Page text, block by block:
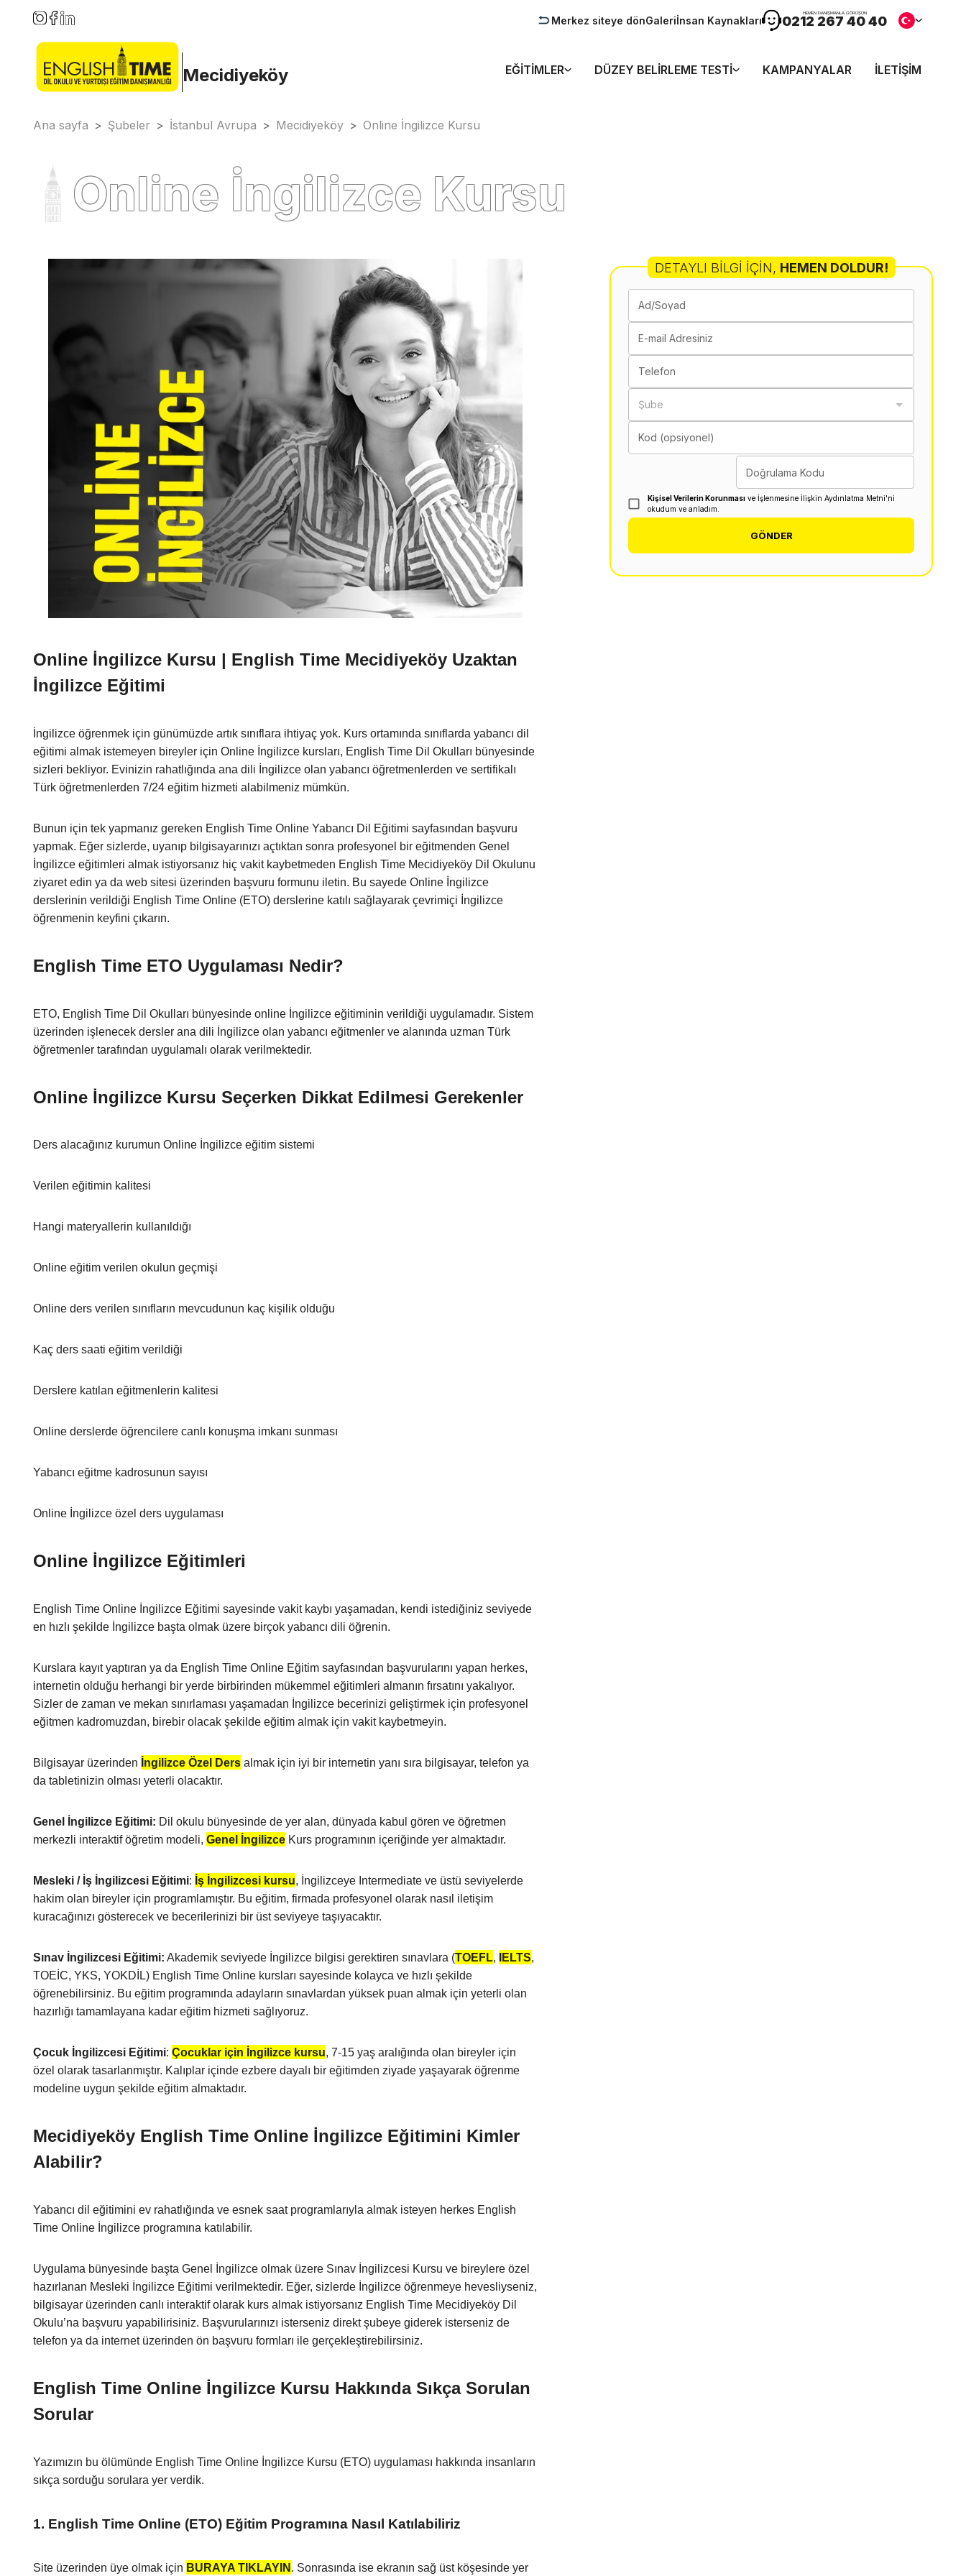
Merkez siteye dönGaleriİnsan Kaynakları
HEMEN DANIŞMANLA GÖRÜŞÜN
0212 267 40 40
Mecidiyeköy EĞITIMLER DÜZEY BELIRLEME TESTI KAMPANYALAR İLETIŞIM
Ana sayfa > Şubeler > İstanbul Avrupa > Mecidiyeköy > Online İngilizce Kursu
Online İngilizce Kursu
Online İngilizce Kursu | English Time Mecidiyeköy Uzaktan
İngilizce Eğitimi
İngilizce öğrenmek için günümüzde artık sınıflara ihtiyaç yok. Kurs ortamında sınıflarda yabancı dil
eğitimi almak istemeyen bireyler için Online İngilizce kursları, English Time Dil Okulları bünyesinde
sizleri bekliyor. Evinizin rahatlığında ana dili İngilizce olan yabancı öğretmenlerden ve sertifikalı
Türk öğretmenlerden 7/24 eğitim hizmeti alabilmeniz mümkün.
Bunun için tek yapmanız gereken English Time Online Yabancı Dil Eğitimi sayfasından başvuru
yapmak. Eğer sizlerde, uyanıp bilgisayarınızı açtıktan sonra profesyonel bir eğitmenden Genel
İngilizce eğitimleri almak istiyorsanız hiç vakit kaybetmeden English Time Mecidiyeköy Dil Okulunu
ziyaret edin ya da web sitesi üzerinden başvuru formunu iletin. Bu sayede Online İngilizce
derslerinin verildiği English Time Online (ETO) derslerine katılı sağlayarak çevrimiçi İngilizce
öğrenmenin keyfini çıkarın.
English Time ETO Uygulaması Nedir?
ETO, English Time Dil Okulları bünyesinde online İngilizce eğitiminin verildiği uygulamadır. Sistem
üzerinden işlenecek dersler ana dili İngilizce olan yabancı eğitmenler ve alanında uzman Türk
öğretmenler tarafından uygulamalı olarak verilmektedir.
Online İngilizce Kursu Seçerken Dikkat Edilmesi Gerekenler
Ders alacağınız kurumun Online İngilizce eğitim sistemi
Verilen eğitimin kalitesi
Hangi materyallerin kullanıldığı
Online eğitim verilen okulun geçmişi
Online ders verilen sınıfların mevcudunun kaç kişilik olduğu
Kaç ders saati eğitim verildiği
Derslere katılan eğitmenlerin kalitesi
Online derslerde öğrencilere canlı konuşma imkanı sunması
Yabancı eğitme kadrosunun sayısı
Online İngilizce özel ders uygulaması
Online İngilizce Eğitimleri
English Time Online İngilizce Eğitimi sayesinde vakit kaybı yaşamadan, kendi istediğiniz seviyede
en hızlı şekilde İngilizce başta olmak üzere birçok yabancı dili öğrenin.
Kurslara kayıt yaptıran ya da English Time Online Eğitim sayfasından başvurularını yapan herkes,
internetin olduğu herhangi bir yerde birbirinden mükemmel eğitimleri almanın fırsatını yakalıyor.
Sizler de zaman ve mekan sınırlaması yaşamadan İngilizce becerinizi geliştirmek için profesyonel
eğitmen kadromuzdan, birebir olacak şekilde eğitim almak için vakit kaybetmeyin.
Bilgisayar üzerinden İngilizce Özel Ders almak için iyi bir internetin yanı sıra bilgisayar, telefon ya
da tabletinizin olması yeterli olacaktır.
Genel İngilizce Eğitimi: Dil okulu bünyesinde de yer alan, dünyada kabul gören ve öğretmen
merkezli interaktif öğretim modeli, Genel İngilizce Kurs programının içeriğinde yer almaktadır.
Mesleki / İş İngilizcesi Eğitimi: İş İngilizcesi kursu, İngilizceye Intermediate ve üstü seviyelerde
hakim olan bireyler için programlamıştır. Bu eğitim, firmada profesyonel olarak nasıl iletişim
kuracağınızı gösterecek ve becerilerinizi bir üst seviyeye taşıyacaktır.
Sınav İngilizcesi Eğitimi: Akademik seviyede İngilizce bilgisi gerektiren sınavlara (TOEFL, IELTS,
TOEİC, YKS, YOKDİL) English Time Online kursları sayesinde kolayca ve hızlı şekilde
öğrenebilirsiniz. Bu eğitim programında adayların sınavlardan yüksek puan almak için yeterli olan
hazırlığı tamamlayana kadar eğitim hizmeti sağlıyoruz.
Çocuk İngilizcesi Eğitimi: Çocuklar için İngilizce kursu, 7-15 yaş aralığında olan bireyler için
özel olarak tasarlanmıştır. Kalıplar içinde ezbere dayalı bir eğitimden ziyade yaşayarak öğrenme
modeline uygun şekilde eğitim almaktadır.
Mecidiyeköy English Time Online İngilizce Eğitimini Kimler
Alabilir?
Yabancı dil eğitimini ev rahatlığında ve esnek saat programlarıyla almak isteyen herkes English
Time Online İngilizce programına katılabilir.
Uygulama bünyesinde başta Genel İngilizce olmak üzere Sınav İngilizcesi Kursu ve bireylere özel
hazırlanan Mesleki İngilizce Eğitimi verilmektedir. Eğer, sizlerde İngilizce öğrenmeye hevesliyseniz,
bilgisayar üzerinden canlı interaktif olarak kurs almak istiyorsanız English Time Mecidiyeköy Dil
Okulu’na başvuru yapabilirisiniz. Başvurularınızı isterseniz direkt şubeye giderek isterseniz de
telefon ya da internet üzerinden ön başvuru formları ile gerçekleştirebilirsiniz.
English Time Online İngilizce Kursu Hakkında Sıkça Sorulan
Sorular
Yazımızın bu ölümünde English Time Online İngilizce Kursu (ETO) uygulaması hakkında insanların
sıkça sorduğu sorulara yer verdik.
1. English Time Online (ETO) Eğitim Programına Nasıl Katılabiliriz
Site üzerinden üye olmak için BURAYA TIKLAYIN . Sonrasında ise ekranın sağ üst köşesinde yer
DETAYLI BILGI İÇIN, HEMEN DOLDUR!
Ad/Soyad
E-mail Adresiniz
Telefon
Şube
Kod (opsiyonel)
Doğrulama Kodu
Kişisel Verilerin Korunması ve İşlenmesine İlişkin Aydınlatma Metni'ni
okudum ve anladım.
GÖNDER